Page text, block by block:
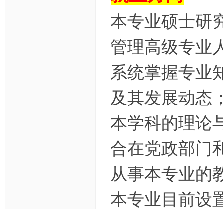
本专业硕士研
管理高级专业
系统掌握专业
及其发展动态
本学科的理论
合在党政部门
从事本专业的
本专业目前设